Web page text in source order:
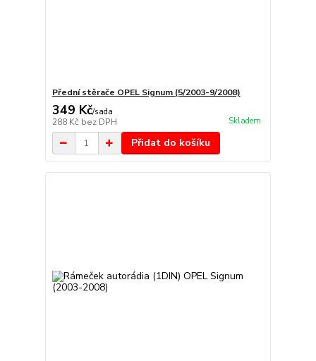
Přední stěrače OPEL Signum (5/2003-9/2008)
349 Kč/sada
288 Kč bez DPH Skladem
Přidat do košíku